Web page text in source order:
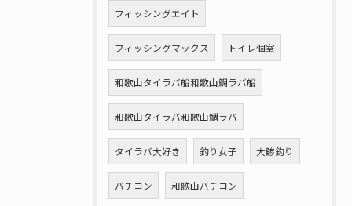
フィッシングエイト
フィッシングマックス トイレ個室
和歌山タイラバ船和歌山鯛ラバ船
和歌山タイラバ和歌山鯛ラバ
タイラバ大好き 釣り女子 大鯵釣り
バチコン 和歌山バチコン